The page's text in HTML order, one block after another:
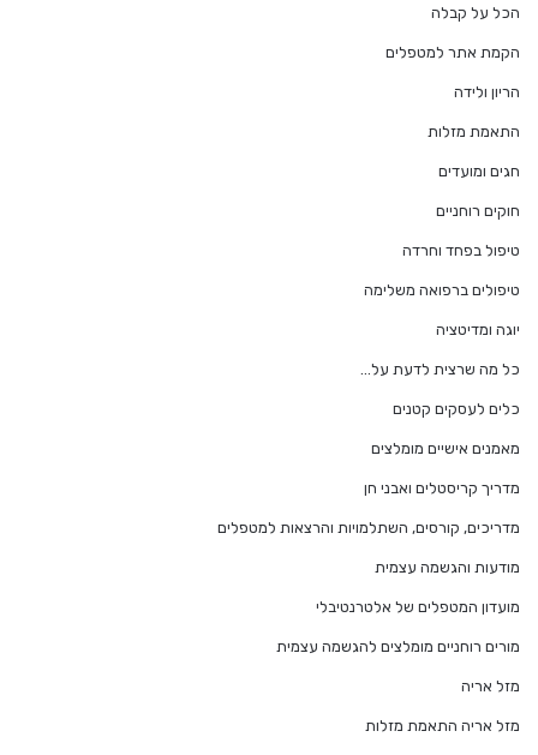
הכל על קבלה
הקמת אתר למטפלים
הריון ולידה
התאמת מזלות
חגים ומועדים
חוקים רוחניים
טיפול בפחד וחרדה
טיפולים ברפואה משלימה
יוגה ומדיטציה
כל מה שרצית לדעת על…
כלים לעסקים קטנים
מאמנים אישיים מומלצים
מדריך קריסטלים ואבני חן
מדריכים, קורסים, השתלמויות והרצאות למטפלים
מודעות והגשמה עצמית
מועדון המטפלים של אלטרנטיבלי
מורים רוחניים מומלצים להגשמה עצמית
מזל אריה
מזל אריה התאמת מזלות